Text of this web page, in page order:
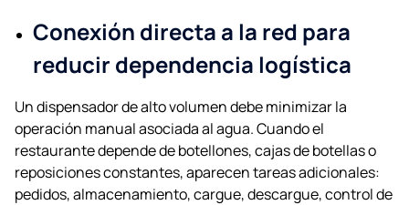
Conexión directa a la red para
reducir dependencia logística
Un dispensador de alto volumen debe minimizar la
operación manual asociada al agua. Cuando el
restaurante depende de botellones, cajas de botellas o
reposiciones constantes, aparecen tareas adicionales:
pedidos, almacenamiento, cargue, descargue, control de